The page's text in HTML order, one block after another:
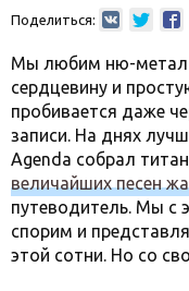
Поделиться:
Мы любим ню-метал
сердцевину и
пробивается даже
записи. На днях
Agenda собрал
величайших песен
путеводитель. Мы с
спорим и
этой сотни. Но со